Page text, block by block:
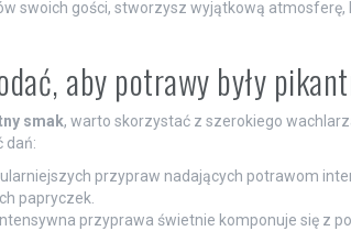
swoich gości, stworzysz wyjątkową atmosferę,
aby potrawy były
smak, warto skorzystać z szerokiego
dań:
przypraw nadających potrawom
papryczek.
przyprawa świetnie komponuje się z